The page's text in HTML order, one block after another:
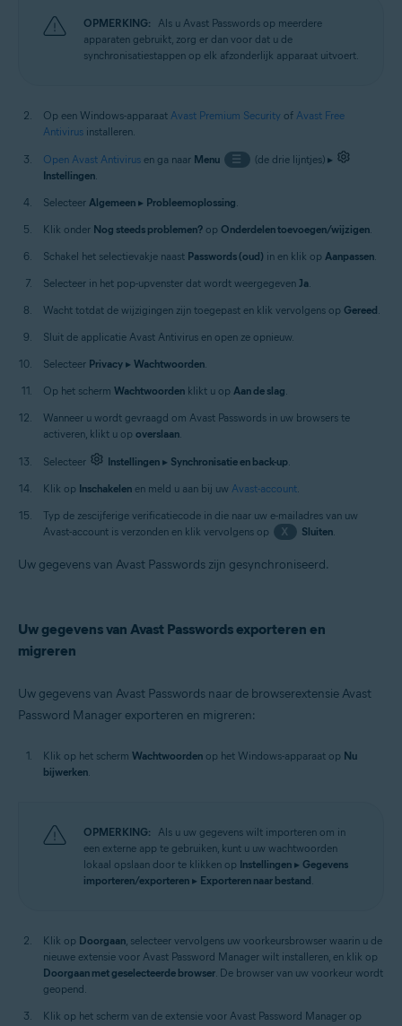
OPMERKING: Als u Avast Passwords op meerdere
apparaten gebruikt, zorg er dan voor dat u de
synchronisatiestappen op elk afzonderlijk apparaat uitvoert.
Op een Windows-apparaat Avast Premium Security of Avast Free
Antivirus installeren.
Open Avast Antivirus en ga naar Menu ☰
(de drie lijntjes) ▸
Instellingen.
Selecteer Algemeen ▸ Probleemoplossing.
Klik onder Nog steeds problemen? op Onderdelen toevoegen/wijzigen.
Schakel het selectievakje naast Passwords (oud) in en klik op Aanpassen.
Selecteer in het pop-upvenster dat wordt weergegeven Ja.
Wacht totdat de wijzigingen zijn toegepast en klik vervolgens op Gereed.
Sluit de applicatie Avast Antivirus en open ze opnieuw.
Selecteer Privacy ▸ Wachtwoorden.
Op het scherm Wachtwoorden klikt u op Aan de slag.
Wanneer u wordt gevraagd om Avast Passwords in uw browsers te
activeren, klikt u op overslaan.
Selecteer Instellingen ▸ Synchronisatie en back-up.
Klik op Inschakelen en meld u aan bij uw Avast-account.
Typ de zescijferige verificatiecode in die naar uw e-mailadres van uw
Avast-account is verzonden en klik vervolgens op
X Sluiten.
Uw gegevens van Avast Passwords zijn gesynchroniseerd.
Uw gegevens van Avast Passwords exporteren en
migreren
Uw gegevens van Avast Passwords naar de browserextensie Avast
Password Manager exporteren en migreren:
Klik op het scherm Wachtwoorden op het Windows-apparaat op Nu
bijwerken.
OPMERKING: Als u uw gegevens wilt importeren om in
een externe app te gebruiken, kunt u uw wachtwoorden
lokaal opslaan door te klikken op Instellingen ▸ Gegevens
importeren/exporteren ▸ Exporteren naar bestand.
Klik op Doorgaan, selecteer vervolgens uw voorkeursbrowser waarin u de
nieuwe extensie voor Avast Password Manager wilt installeren, en klik op
Doorgaan met geselecteerde browser. De browser van uw voorkeur wordt
geopend.
Klik op het scherm van de extensie voor Avast Password Manager op